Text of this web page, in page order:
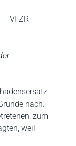
– VI ZR
nach.
zum
weil